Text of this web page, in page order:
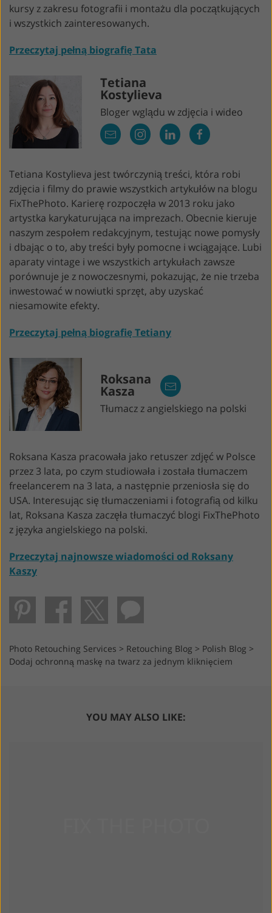
kursy z zakresu fotografii i montażu dla początkujących
i wszystkich zainteresowanych.
Przeczytaj pełną biografię Tata
Tetiana
Kostylieva
Bloger wglądu w zdjęcia i wideo
Tetiana Kostylieva jest twórczynią treści, która robi
zdjęcia i filmy do prawie wszystkich artykułów na blogu
FixThePhoto. Karierę rozpoczęła w 2013 roku jako
artystka karykaturująca na imprezach. Obecnie kieruje
naszym zespołem redakcyjnym, testując nowe pomysły
i dbając o to, aby treści były pomocne i wciągające. Lubi
aparaty vintage i we wszystkich artykułach zawsze
porównuje je z nowoczesnymi, pokazując, że nie trzeba
inwestować w nowiutki sprzęt, aby uzyskać
niesamowite efekty.
Przeczytaj pełną biografię Tetiany
Roksana
Kasza
Tłumacz z angielskiego na polski
Roksana Kasza pracowała jako retuszer zdjęć w Polsce
przez 3 lata, po czym studiowała i została tłumaczem
freelancerem na 3 lata, a następnie przeniosła się do
USA. Interesując się tłumaczeniami i fotografią od kilku
lat, Roksana Kasza zaczęła tłumaczyć blogi FixThePhoto
z języka angielskiego na polski.
Przeczytaj najnowsze wiadomości od Roksany
Kaszy
Photo Retouching Services > Retouching Blog > Polish Blog >
Dodaj ochronną maskę na twarz za jednym kliknięciem
YOU MAY ALSO LIKE: